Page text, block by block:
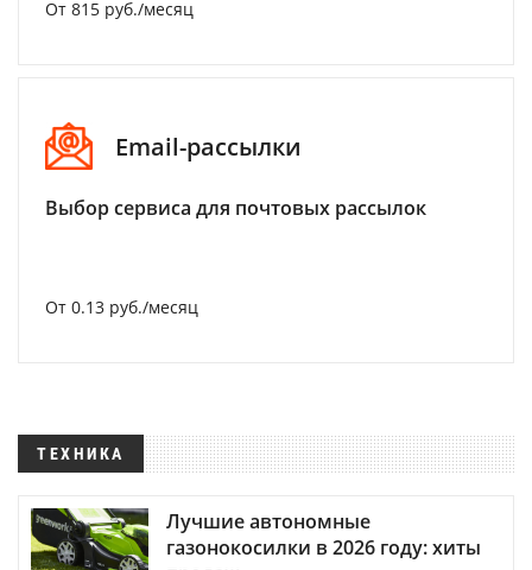
От 815 руб./месяц
Email-рассылки
Выбор сервиса для почтовых рассылок
От 0.13 руб./месяц
ТЕХНИКА
Лучшие автономные
газонокосилки в 2026 году: хиты